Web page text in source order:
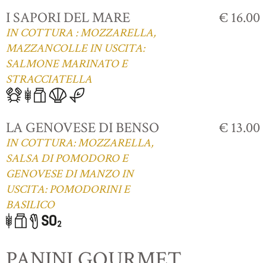
I SAPORI DEL MARE
IN COTTURA : MOZZARELLA,
MAZZANCOLLE IN USCITA:
SALMONE MARINATO E
STRACCIATELLA
€ 16.00
LA GENOVESE DI BENSO
IN COTTURA: MOZZARELLA,
SALSA DI POMODORO E
GENOVESE DI MANZO IN
USCITA: POMODORINI E
BASILICO
€ 13.00